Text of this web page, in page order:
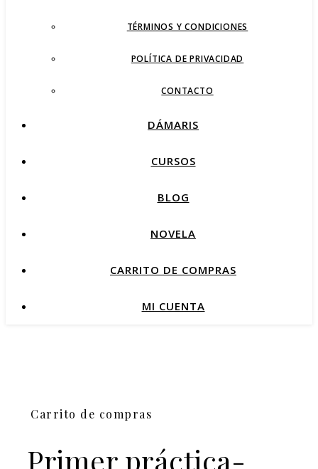
TÉRMINOS Y CONDICIONES
POLÍTICA DE PRIVACIDAD
CONTACTO
DÁMARIS
CURSOS
BLOG
NOVELA
CARRITO DE COMPRAS
MI CUENTA
Carrito de compras
Primer práctica-